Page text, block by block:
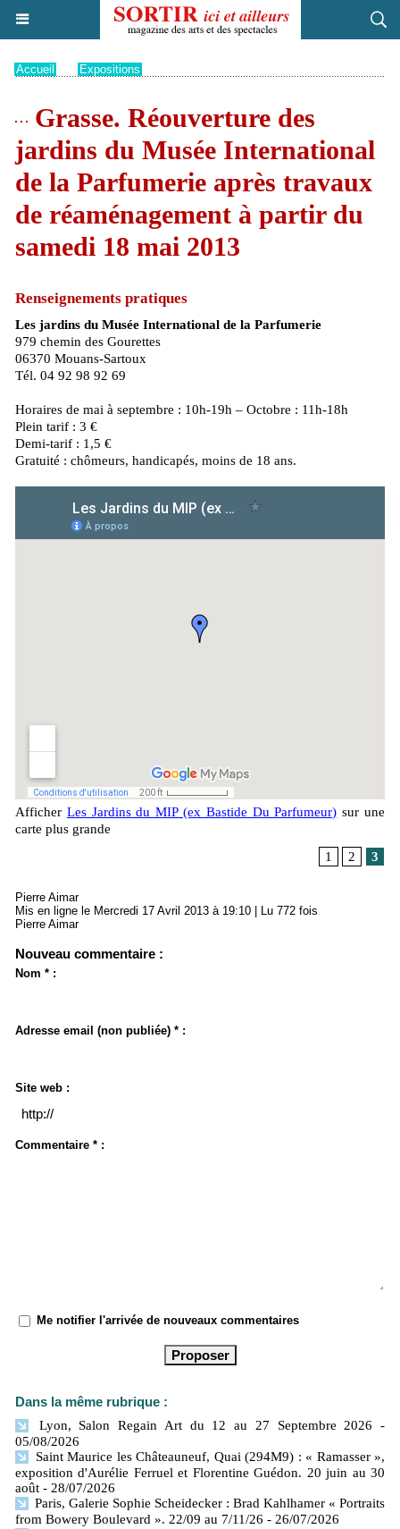
Accueil Expositions
Grasse. Réouverture des
jardins du Musée International
de la Parfumerie après travaux
de réaménagement à partir du
samedi 18 mai 2013
Renseignements pratiques
Les jardins du Musée International de la Parfumerie
979 chemin des Gourettes
06370 Mouans-Sartoux
Tél. 04 92 98 92 69
Horaires de mai à septembre : 10h-19h – Octobre : 11h-18h
Plein tarif : 3 €
Demi-tarif : 1,5 €
Gratuité : chômeurs, handicapés, moins de 18 ans.
Afficher Les Jardins du MIP (ex Bastide Du Parfumeur) sur une
carte plus grande
1
2 3
Pierre Aimar
Mis en ligne le Mercredi 17 Avril 2013 à 19:10 | Lu 772 fois
Pierre Aimar
Nouveau commentaire :
Nom * :
Adresse email (non publiée) * :
Site web :
Commentaire * :
Me notifier l'arrivée de nouveaux commentaires
Dans la même rubrique :
Lyon, Salon Regain Art du 12 au 27 Septembre 2026
-
05/08/2026
Saint Maurice les Châteauneuf, Quai (294M9) : « Ramasser »,
exposition d'Aurélie Ferruel et Florentine Guédon. 20 juin au 30
août - 28/07/2026
Paris, Galerie Sophie Scheidecker : Brad Kahlhamer « Portraits
from Bowery Boulevard ». 22/09 au 7/11/26 - 26/07/2026